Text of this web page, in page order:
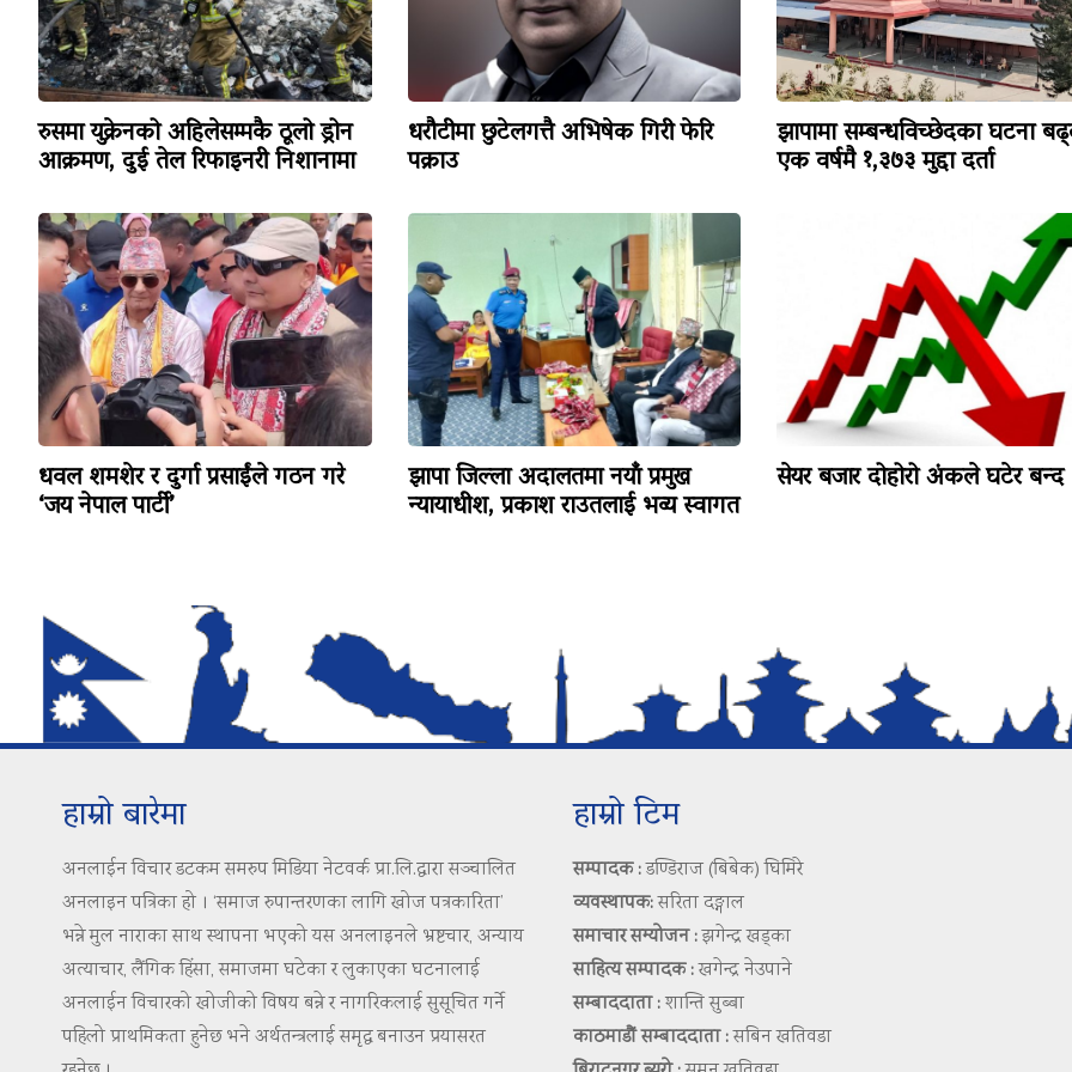
रुसमा युक्रेनको अहिलेसम्मकै ठूलो ड्रोन
आक्रमण, दुई तेल रिफाइनरी निशानामा
धरौटीमा छुटेलगत्तै अभिषेक गिरी फेरि
पक्राउ
झापामा सम्बन्धविच्छेदका घटना
एक वर्षमै १,३७३ मुद्दा दर्ता
धवल शमशेर र दुर्गा प्रसाईंले गठन गरे
‘जय नेपाल पार्टी’
झापा जिल्ला अदालतमा नयाँ प्रमुख
न्यायाधीश, प्रकाश राउतलाई भव्य स्वागत
सेयर बजार दोहोरो अंकले घटेर बन्द
हाम्रो बारेमा
अनलाईन विचार डटकम समरुप मिडिया नेटवर्क प्रा.लि.द्वारा सञ्चालित
अनलाइन पत्रिका हो । ‘समाज रुपान्तरणका लागि खोज पत्रकारिता’
भन्ने मुल नाराका साथ स्थापना भएको यस अनलाइनले भ्रष्टचार, अन्याय
अत्याचार, लैंगिक हिंसा, समाजमा घटेका र लुकाएका घटनालाई
अनलाईन विचारको खोजीको विषय बन्ने र नागरिकलाई सुसूचित गर्ने
पहिलो प्राथमिकता हुनेछ भने अर्थतन्त्रलाई समृद्ध बनाउन प्रयासरत
हाम्रो टिम
सम्पादक :डण्डिराज (बिबेक) घिमिरे
व्यवस्थापक:सरिता दङ्गाल
समाचार सम्योजन :झगेन्द्र खड्का
साहित्य सम्पादक :खगेन्द्र नेउपाने
सम्बाददाता :शान्ति सुब्बा
काठमाडौं सम्बाददाता :सबिन खतिवडा